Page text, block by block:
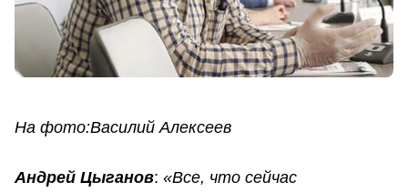
На фото:Василий Алексеев
Андрей Цыганов: «Все, что сейчас